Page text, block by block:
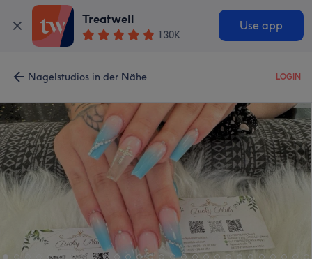
Treatwell
130K
Use app
Nagelstudios in der Nähe LOGIN